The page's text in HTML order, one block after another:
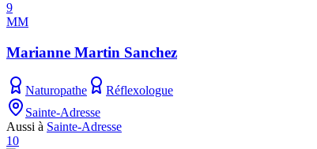
9
MM
Marianne Martin Sanchez
Naturopathe
Réflexologue
Sainte-Adresse
Aussi à Sainte-Adresse
10